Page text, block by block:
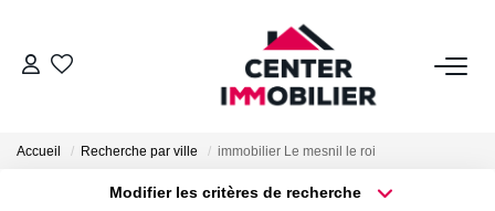
ACHETER
Calculettes Financières
Accueil Recherche par ville immobilier Le mesnil le roi
Modifier les critères de recherche